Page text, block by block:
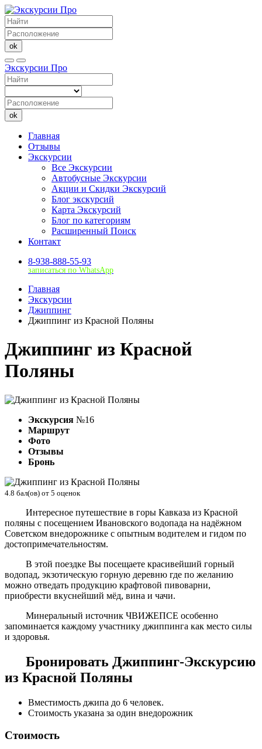
ok
Экскурсии Про
ok
Главная
Отзывы
Экскурсии
Все Экскурсии
Автобусные Экскурсии
Акции и Скидки Экскурсий
Блог экскурсий
Карта Экскурсий
Блог по категориям
Расширенный Поиск
Контакт
8-938-888-55-93
записаться по WhatsApp
Главная
Экскурсии
Джиппинг
Джиппинг из Красной Поляны
Джиппинг из Красной
Поляны
Экскурсия №16
Маршрут
Фото
Отзывы
Бронь
4.8 бал(ов) от 5 оценок
Интересное путешествие в горы Кавказа из Красной
поляны с посещением Ивановского водопада на надёжном
Советском внедорожнике с опытным водителем и гидом по
достопримечательностям.
В этой поездке Вы посещаете красивейший горный
водопад, экзотическую горную деревню где по желанию
можно отведать продукцию крафтовой пивоварни,
приобрести вкуснейший мёд, вина и чачи.
Минеральный источник ЧВИЖЕПСЕ особенно
запоминается каждому участнику джиппинга как место силы
и здоровья.
Бронировать Джиппинг-Экскурсию
из Красной Поляны
Вместимость джипа до 6 человек.
Стоимость указана за один внедорожник
Стоимость